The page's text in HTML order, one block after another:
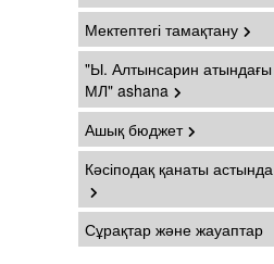
Мектептегі тамақтану
"Ы. Алтынсарин атындағы
МЛ" ashana
Ашық бюджет
Кәсіподақ қанаты астында
Сұрақтар және жауаптар